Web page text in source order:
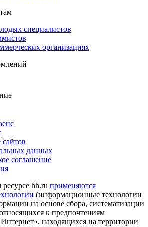
специалистов
организациях
сайтов
данных
соглашение
hh.ru применяются
(информационные технологии
на основе сбора, систематизации
к предпочтениям
находящихся на территории